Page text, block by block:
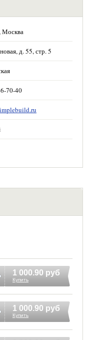
Москва
д. 55, стр. 5
70-40
1 000.90 руб
Купить
1 000.90 руб
Купить